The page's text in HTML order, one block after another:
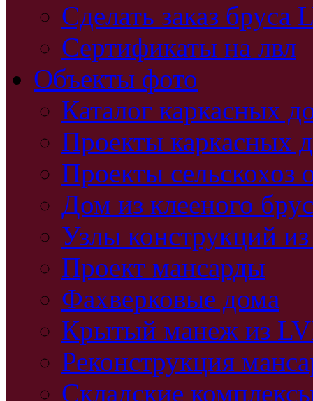
Сделать заказ бруса
Сертификаты на лвл
Объекты фото
Каталог каркасных
Проекты каркасных
Проекты сельскохоз
Дом из клееного
Узлы конструкций
Проект мансарды
Фахверковые дома
Крытый манеж из
Реконструкция
Складские